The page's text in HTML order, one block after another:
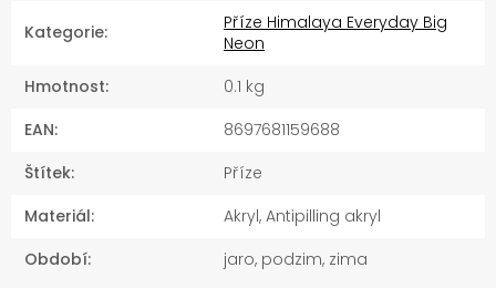
Kategorie:
Příze Himalaya Everyday Big
Neon
Hmotnost:
0.1 kg
EAN:
8697681159688
Štítek:
Příze
Materiál:
Akryl, Antipilling akryl
Období: jaro, podzim, zima